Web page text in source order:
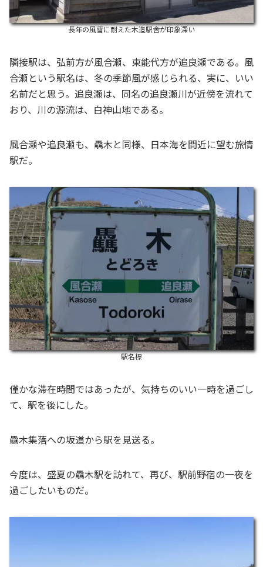
長年の風雪に耐えた木造駅舎が印象深い
隣接駅は、弘前方が風合瀬、東能代方が追良瀬である。風
合瀬という駅名は、冬の季節風が感じられる、実に、いい
名前だと思う。追良瀬は、同名の追良瀬川が近傍を流れて
おり、川の源流は、白神山地である。
風合瀬や追良瀬も、驫木と同様、日本海を間近に望む旅情
駅だ。
駅名標
僅かな滞在時間ではあったが、気持ちのいい一時を過ごし
て、駅を後にした。
驫木集落への坂道から駅を見送る。
今度は、盛夏の驫木駅を訪れて、再び、駅前野宿の一夜を
過ごしたいものだ。